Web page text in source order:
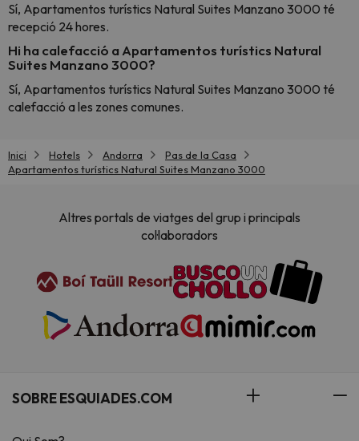
Sí, Apartamentos turístics Natural Suites Manzano 3000 té
recepció 24 hores.
Hi ha calefacció a Apartamentos turístics Natural
Suites Manzano 3000?
Sí, Apartamentos turístics Natural Suites Manzano 3000 té
calefacció a les zones comunes.
Inici Hotels Andorra
Pas de la Casa
Apartamentos turístics Natural Suites Manzano 3000
Altres portals de viatges del grup i principals
col·laboradors
SOBRE ESQUIADES.COM